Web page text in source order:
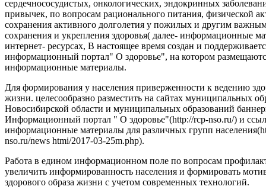
сердечнососудистых, онкологических, эндокринных
привычек, по вопросам рационального питания, физической
сохранения активного долголетия у пожилых и другим
сохранения и укрепления здоровья( далее- информационные
интернет- ресурсах, В настоящее время создан и
информационный портал" О здоровье", на котором
информационные материалы.
Для формирования у населения приверженности к ведению
жизни. целесообразно разместить на сайтах муниципальных
Новосибирской области и муниципальных образований
Информационный портал " О здоровье"(http://rcp-nso.ru/) и
информационные материалы для различных групп
nso.ru/news htmi/2017-03-25m.php).
Работа в едином информационном поле по вопросам
увеличить информированность населения и формировать
здорового образа жизни с учетом современных технологий.